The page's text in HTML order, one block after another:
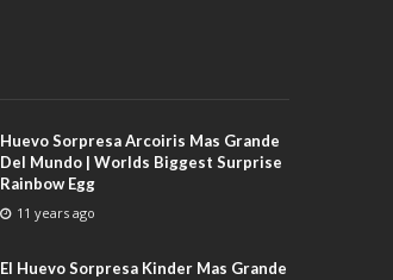
Huevo Sorpresa Arcoiris Mas Grande
Del Mundo | Worlds Biggest Surprise
Rainbow Egg
11 years ago
El Huevo Sorpresa Kinder Mas Grande